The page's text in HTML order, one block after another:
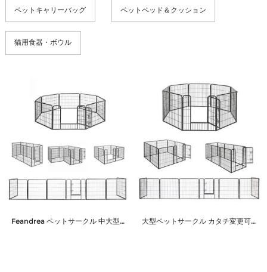
ペットキャリーバッグ ペットベッド＆クッション
猫用食器・ボウル
Feandrea ペットサークル 中大型犬 小動物用 犬猫 大型ペットフェンス カタチ変更可 扉付き 室内外兼用 パネル8枚 折り畳み式 組立簡単 犬ケージ PPK86G 高さ60cm クリスマス 大型ペットサークル カタチ変更可能 高さ80cm